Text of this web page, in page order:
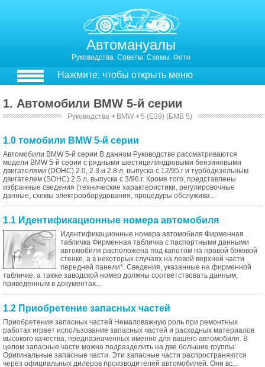
Автомануалы
Руководства. Советы. Схемы. Фото
Нажмите, чтобы открыть меню
1. Автомобили BMW 5-й серии
Руководства ￫ BMW ￫ 5 (E39) (БМВ 5)
1.0 томобили BMW 5-й серии
Автомобили BMW 5-й серии В данном Руководстве рассматриваются
модели BMW 5-й серии с рядными шестицилиндровыми бензиновыми
двигателями (DOHC) 2.0, 2.3 и 2.8 л, выпуска с 12/95 г и турбодизельным
двигателем (SOHC) 2.5 л, выпуска с 3/96 г. Кроме того, представлены
избранные сведения (технические характеристики, регулировочные
данные, схемы электрооборудования, процедуры обслужива...
1.1 Идентификационные номера автомобиля
Идентификационные номера автомобиля Фирменная
табличка Фирменная табличка с паспортными данными
автомобиля расположена под капотом на правой боковой
стенке, а в некоторых случаях на левой верхней части
передней панели*. Сведения, указанные на фирменной
табличке, а также заводской номер должны соответствовать данным,
приведенным в документах...
1.2 Приобретение запасных частей
Приобретение запасных частей Немаловажную роль при ремонтных
работах играет использование запасных частей и расходных материалов
высокого качества, предназначенных именно для вашего автомобиля. В
целом запасные части можно подразделить на две большие группы:
Оригинальные запасные части. Эти запасные части распространяются
через официальных дилеров производителей автомобилей. Они вс...